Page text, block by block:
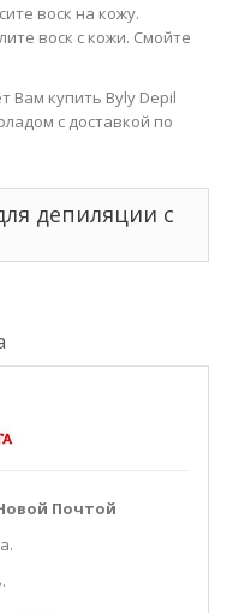
воск на кожу.
воск с кожи. Смойте
Вам купить Byly Depil
с доставкой по
депиляции с
Почтой